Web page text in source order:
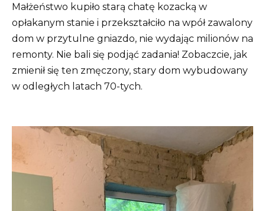
Małżeństwo kupiło starą chatę kozacką w
opłakanym stanie i przekształciło na wpół zawalony
dom w przytulne gniazdo, nie wydając milionów na
remonty. Nie bali się podjąć zadania! Zobaczcie, jak
zmienił się ten zmęczony, stary dom wybudowany
w odległych latach 70-tych.